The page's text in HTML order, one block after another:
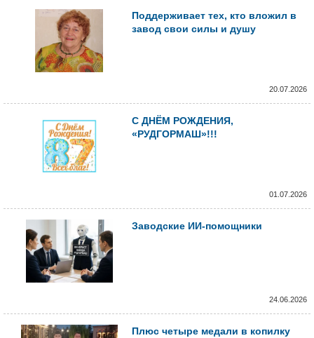
Поддерживает тех, кто вложил в
завод свои силы и душу
20.07.2026
С ДНЁМ РОЖДЕНИЯ,
«РУДГОРМАШ»!!!
01.07.2026
Заводские ИИ-помощники
24.06.2026
Плюс четыре медали в копилку